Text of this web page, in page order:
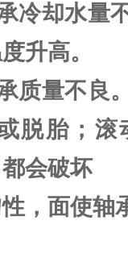
冷却水量
升高。
质量不良
脱胎；
会破坏
，面使轴